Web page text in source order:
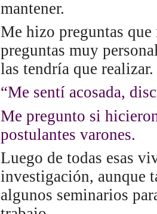
mantener.
Me hizo preguntas
preguntas muy
las tendría que realizar.
“Me sentí acosada,
Me pregunto si
postulantes varones.
Luego de todas esas
investigación, aunque
algunos seminarios